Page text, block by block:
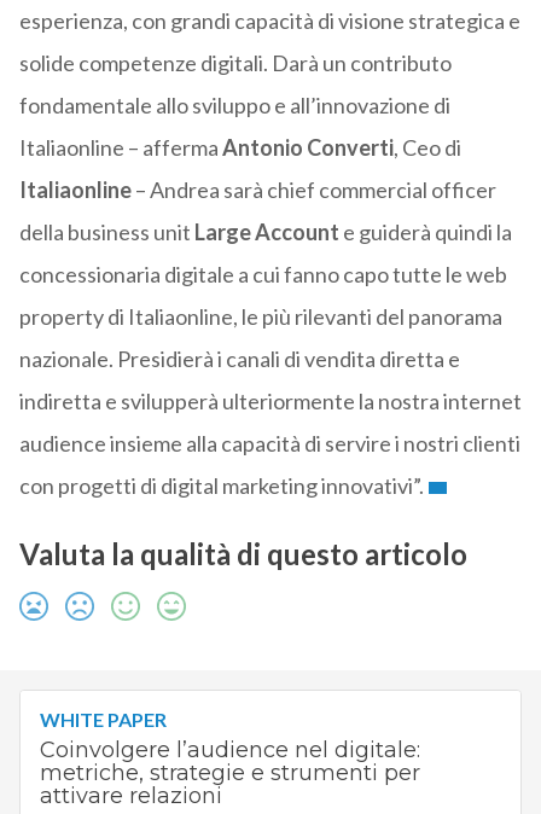
esperienza, con grandi capacità di visione strategica e
solide competenze digitali. Darà un contributo
fondamentale allo sviluppo e all’innovazione di
Italiaonline – affermaAntonio Converti, Ceo di
Italiaonline– Andrea sarà chief commercial officer
della business unit Large Account e guiderà quindi la
concessionaria digitale a cui fanno capo tutte le web
property di Italiaonline, le più rilevanti del panorama
nazionale. Presidierà i canali di vendita diretta e
indiretta e svilupperà ulteriormente la nostra internet
audience insieme alla capacità di servire i nostri clienti
con progetti di digital marketing innovativi”.
Valuta la qualità di questo articolo
WHITE PAPER
Coinvolgere l’audience nel digitale:
metriche, strategie e strumenti per
attivare relazioni